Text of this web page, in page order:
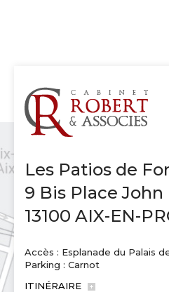
Les Patios de
9 Bis Place John
13100 AIX-EN-
Accès : Esplanade du Palais
Parking : Carnot
ITINÉRAIRE